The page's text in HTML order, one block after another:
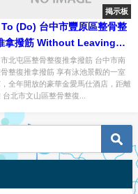
掲示板
(Do) 台中市豐原區整骨整
拿撥筋 Without Leaving
Workplace(House).
北屯區整骨整復推拿撥筋 台中市南
骨整復推拿撥筋 享有泳池景觀的一室
全年開放的豪華金愛馬仕酒店，距離
台北市文山區整骨整復...